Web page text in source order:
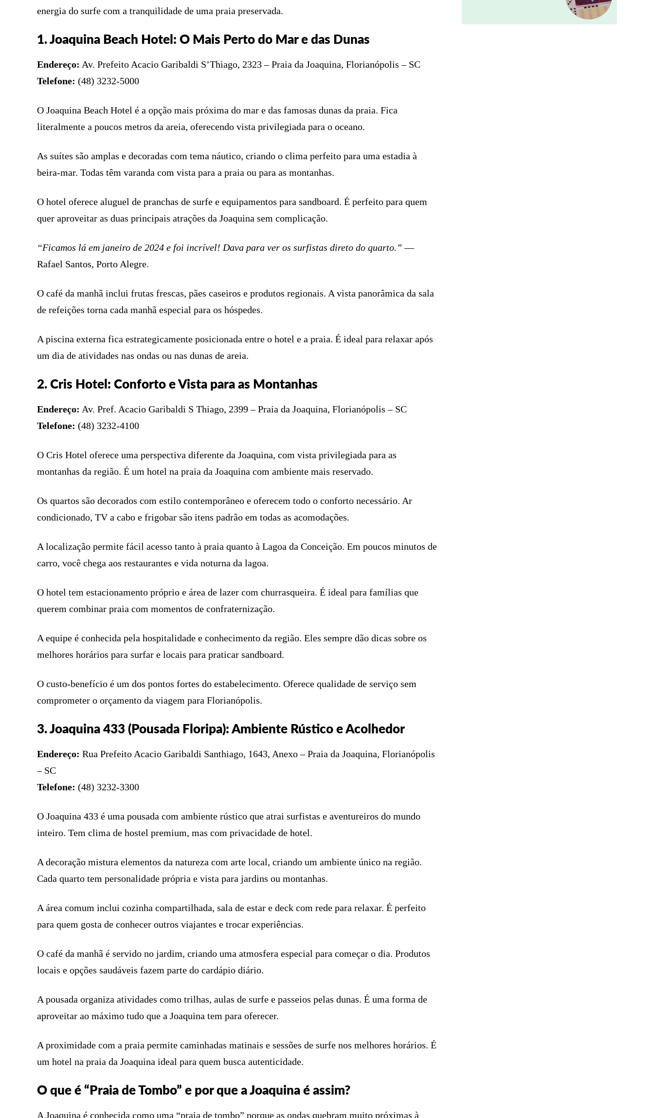
energia do surfe com a tranquilidade de uma praia preservada.
1. Joaquina Beach Hotel: O Mais Perto do Mar e das Dunas
Endereço: Av. Prefeito Acacio Garibaldi S’Thiago, 2323 – Praia da Joaquina, Florianópolis – SC
Telefone: (48) 3232-5000
O Joaquina Beach Hotel é a opção mais próxima do mar e das famosas dunas da praia. Fica
literalmente a poucos metros da areia, oferecendo vista privilegiada para o oceano.
As suítes são amplas e decoradas com tema náutico, criando o clima perfeito para uma estadia à
beira-mar. Todas têm varanda com vista para a praia ou para as montanhas.
O hotel oferece aluguel de pranchas de surfe e equipamentos para sandboard. É perfeito para quem
quer aproveitar as duas principais atrações da Joaquina sem complicação.
“Ficamos lá em janeiro de 2024 e foi incrível! Dava para ver os surfistas direto do quarto.” —
Rafael Santos, Porto Alegre.
O café da manhã inclui frutas frescas, pães caseiros e produtos regionais. A vista panorâmica da sala
de refeições torna cada manhã especial para os hóspedes.
A piscina externa fica estrategicamente posicionada entre o hotel e a praia. É ideal para relaxar após
um dia de atividades nas ondas ou nas dunas de areia.
2. Cris Hotel: Conforto e Vista para as Montanhas
Endereço: Av. Pref. Acacio Garibaldi S Thiago, 2399 – Praia da Joaquina, Florianópolis – SC
Telefone: (48) 3232-4100
O Cris Hotel oferece uma perspectiva diferente da Joaquina, com vista privilegiada para as
montanhas da região. É um hotel na praia da Joaquina com ambiente mais reservado.
Os quartos são decorados com estilo contemporâneo e oferecem todo o conforto necessário. Ar
condicionado, TV a cabo e frigobar são itens padrão em todas as acomodações.
A localização permite fácil acesso tanto à praia quanto à Lagoa da Conceição. Em poucos minutos de
carro, você chega aos restaurantes e vida noturna da lagoa.
O hotel tem estacionamento próprio e área de lazer com churrasqueira. É ideal para famílias que
querem combinar praia com momentos de confraternização.
A equipe é conhecida pela hospitalidade e conhecimento da região. Eles sempre dão dicas sobre os
melhores horários para surfar e locais para praticar sandboard.
O custo-benefício é um dos pontos fortes do estabelecimento. Oferece qualidade de serviço sem
comprometer o orçamento da viagem para Florianópolis.
3. Joaquina 433 (Pousada Floripa): Ambiente Rústico e Acolhedor
Endereço: Rua Prefeito Acacio Garibaldi Santhiago, 1643, Anexo – Praia da Joaquina, Florianópolis
– SC
Telefone: (48) 3232-3300
O Joaquina 433 é uma pousada com ambiente rústico que atrai surfistas e aventureiros do mundo
inteiro. Tem clima de hostel premium, mas com privacidade de hotel.
A decoração mistura elementos da natureza com arte local, criando um ambiente único na região.
Cada quarto tem personalidade própria e vista para jardins ou montanhas.
A área comum inclui cozinha compartilhada, sala de estar e deck com rede para relaxar. É perfeito
para quem gosta de conhecer outros viajantes e trocar experiências.
O café da manhã é servido no jardim, criando uma atmosfera especial para começar o dia. Produtos
locais e opções saudáveis fazem parte do cardápio diário.
A pousada organiza atividades como trilhas, aulas de surfe e passeios pelas dunas. É uma forma de
aproveitar ao máximo tudo que a Joaquina tem para oferecer.
A proximidade com a praia permite caminhadas matinais e sessões de surfe nos melhores horários. É
um hotel na praia da Joaquina ideal para quem busca autenticidade.
O que é “Praia de Tombo” e por que a Joaquina é assim?
A Joaquina é conhecida como uma “praia de tombo” porque as ondas quebram muito próximas à